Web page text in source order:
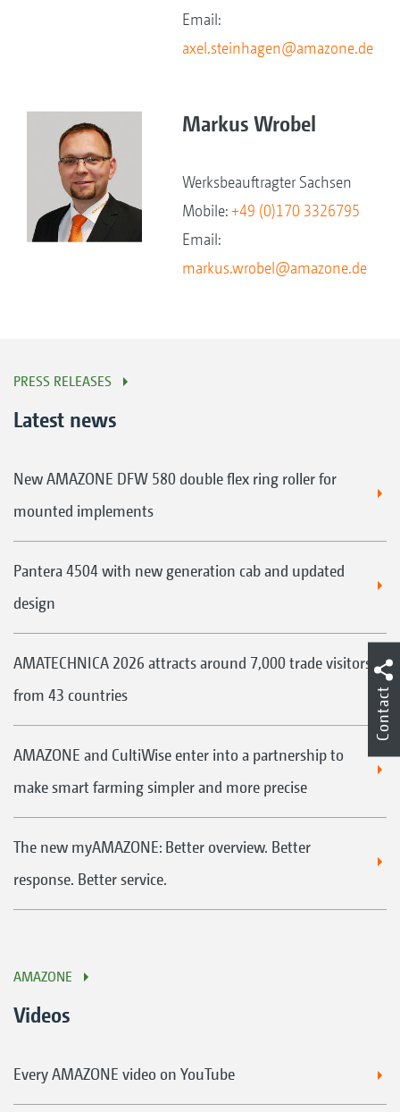
Email:
axel.steinhagen@amazone.de
Markus Wrobel
Werksbeauftragter Sachsen
Mobile:+49 (0)170 3326795
Email:
markus.wrobel@amazone.de
PRESS RELEASES
Latest news
New AMAZONE DFW 580 double flex ring roller for
mounted implements
Pantera 4504 with new generation cab and updated
design
AMATECHNICA 2026 attracts around 7,000 trade visitors
from 43 countries
AMAZONE and CultiWise enter into a partnership to
make smart farming simpler and more precise
The new myAMAZONE: Better overview. Better
response. Better service.
AMAZONE
Videos
Every AMAZONE video on YouTube
Contact